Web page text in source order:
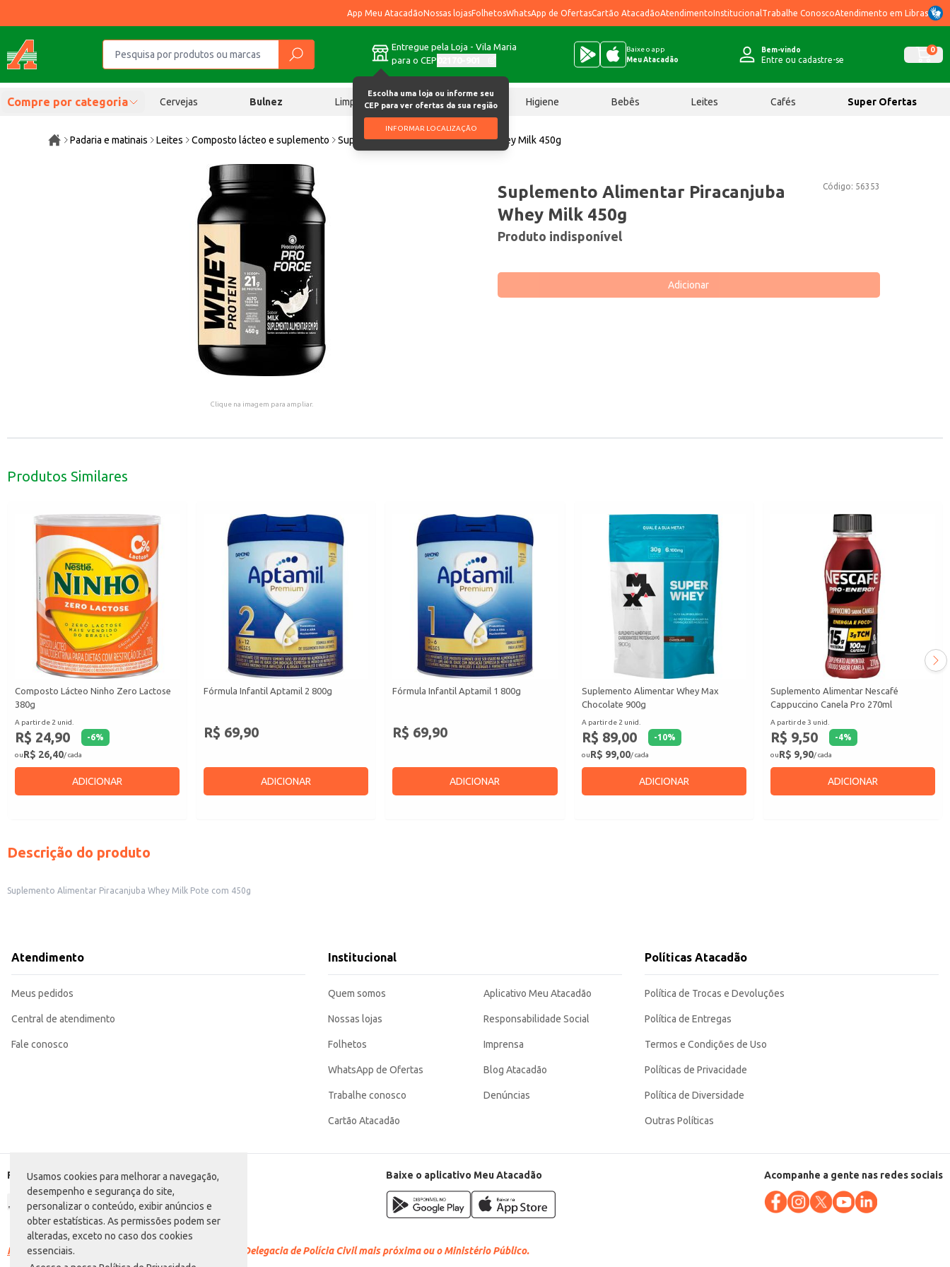
Usamos cookies para melhorar a navegação,
desempenho e segurança do site,
personalizar o conteúdo, exibir anúncios e
obter estatísticas. As permissões podem ser
alteradas, exceto no caso dos cookies
essenciais.
App Meu AtacadãoNossas lojasFolhetosWhatsApp de OfertasCartão AtacadãoAtendimentoInstitucional Trabalhe ConoscoAtendimento em Libras
Entregue pela Loja - Vila Maria
para o CEP
Escolha uma loja ou informe seu
CEP para ver ofertas da sua região
INFORMAR LOCALIZAÇÃO
Baixe o app
Meu Atacadão
Bem-vindo
Entre ou cadastre-se
0
Compre por categoria Cervejas Bulnez Limpeza Chocolates Higiene Bebês Leites Cafés Super Ofertas
Padaria e matinais Leites Composto lácteo e suplemento Suplemento Alimentar Piracanjuba Whey Milk 450g
Clique na imagem para ampliar.
Código: 56353
Suplemento Alimentar Piracanjuba
Whey Milk 450g
Produto indisponível
Adicionar
Produtos Similares
Composto Lácteo Ninho Zero Lactose
380g
A partir de 2 unid.
R$ 24,90 -6%
ouR$ 26,40/ cada
ADICIONAR
Fórmula Infantil Aptamil 2 800g
R$ 69,90
ADICIONAR
Fórmula Infantil Aptamil 1 800g
R$ 69,90
ADICIONAR
Suplemento Alimentar Whey Max
Chocolate 900g
A partir de 2 unid.
R$ 89,00 -10%
ouR$ 99,00/ cada
ADICIONAR
Suplemento Alimentar Nescafé
Cappuccino Canela Pro 270ml
A partir de 3 unid.
R$ 9,50 -4%
ouR$ 9,90/ cada
ADICIONAR
Descrição do produto
Suplemento Alimentar Piracanjuba Whey Milk Pote com 450g
Atendimento
Meus pedidos
Central de atendimento
Fale conosco
Institucional
Quem somos
Nossas lojas
Folhetos
WhatsApp de Ofertas
Trabalhe conosco
Cartão Atacadão
Aplicativo Meu Atacadão
Responsabilidade Social
Imprensa
Blog Atacadão
Denúncias
Políticas Atacadão
Política de Trocas e Devoluções
Política de Entregas
Termos e Condições de Uso
Políticas de Privacidade
Política de Diversidade
Outras Políticas
Formas de pagamento Baixe o aplicativo Meu Atacadão Acompanhe a gente nas redes sociais
Racismo é crime. Denuncie. Disque 100 ou procure a Delegacia de Polícia Civil mais próxima ou o Ministério Público.